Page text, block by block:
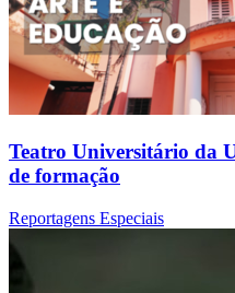
Teatro Universitário da
de formação
Reportagens Especiais